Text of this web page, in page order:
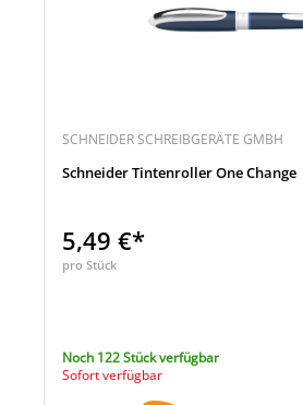
SCHNEIDER SCHREIBGERÄTE GMBH
Schneider Tintenroller One Change
5,49 €*
pro Stück
Noch 122 Stück verfügbar
Sofort verfügbar